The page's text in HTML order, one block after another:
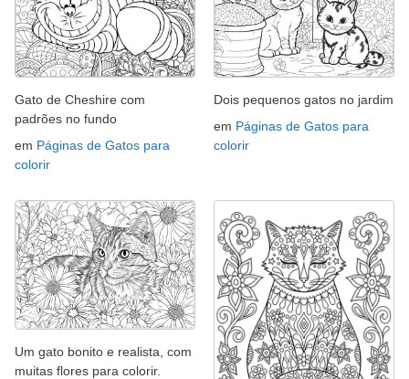
Gato de Cheshire com
padrões no fundo
em Páginas de Gatos para
colorir
Dois pequenos gatos no jardim
em Páginas de Gatos para
colorir
Um gato bonito e realista, com
muitas flores para colorir.